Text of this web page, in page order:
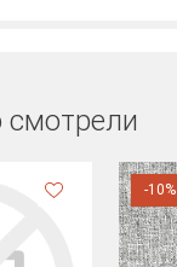
-10%